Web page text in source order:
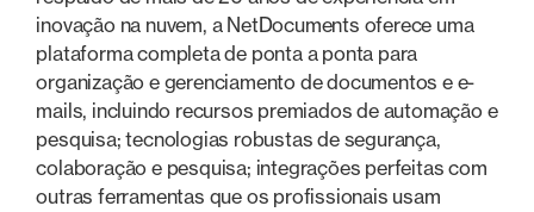
inovação na nuvem, a NetDocuments oferece uma
plataforma completa de ponta a ponta para
organização e gerenciamento de documentos e e-
mails, incluindo recursos premiados de automação e
pesquisa; tecnologias robustas de segurança,
colaboração e pesquisa; integrações perfeitas com
outras ferramentas que os profissionais usam